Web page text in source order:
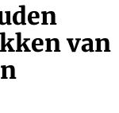
van